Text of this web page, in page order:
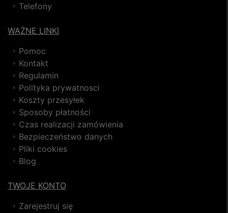
Telefony
WAŻNE LINKI
Pomoc
Kontakt
Regulamin
Polityka prywatnosci
Koszty przesyłek
Sposoby płatności
Czas realizacji zamówienia
Bezpieczeństwo danych
Pliki cookies
Blog
TWOJE KONTO
Zarejestruj się